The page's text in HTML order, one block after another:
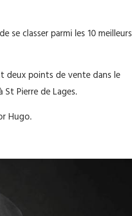
de se classer parmi les 10 meilleurs
deux points de vente dans le
Pierre de Lages.
Hugo.